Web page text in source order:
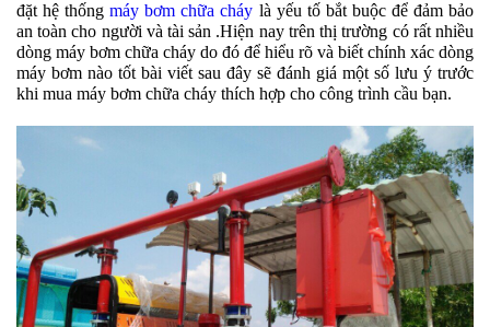
đặt hệ thốngmáy bơm chữa cháy là yếu tố bắt buộc để đảm bảo
an toàn cho người và tài sản .Hiện nay trên thị trường có rất nhiều
dòng máy bơm chữa cháy do đó để hiểu rõ và biết chính xác dòng
máy bơm nào tốt bài viết sau đây sẽ đánh giá một số lưu ý trước
khi mua máy bơm chữa cháy thích hợp cho công trình cầu bạn.